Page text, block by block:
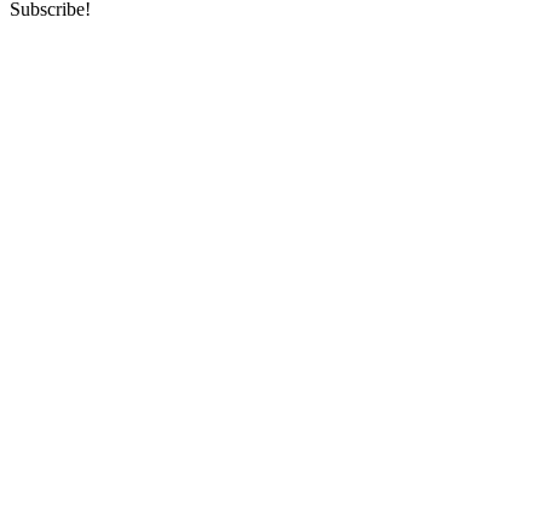
Subscribe!